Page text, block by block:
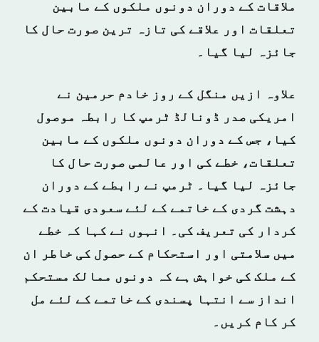
ملاقات کے دوران دونوں ملکوں کے مابین
تعلقات اور علاقے کی تازہ ترین صورت حال کا
جائزہ لیا گیا۔
علاوہ ازیں منگل کے روز خادم حرمین نے
امریکی صدر ڈونالڈ ٹرمپ کا رابطہ موصول
کیا، جس کے دوران دونوں ملکوں کے مابین
تعلقات، خطے کی اور عالمی صورت حال کا
جائزہ لیا گیا۔ ٹرمپ نے رابطے کے دوران
دہشت گردی کے خاتمے کے لئے سعودی قیادت کے
کردار کی تعریف کی۔ انہوں نے کہا کہ خطے
میں سلامتی اور استحکام کے حصول کی خاطر ان
کے ملک کی خواہش ہے کہ دونوں ممالک مستحکم
انداز سے انتہا پسندی کے خاتمے کے لئے مل
کر کام کریں۔